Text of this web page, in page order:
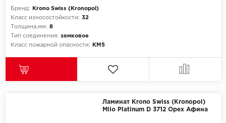
Forbo
Бренд:
Krono Swiss (Kronopol)
Класс износостойкости: 32
Толщина,мм: 8
Тип соединения: замковое
Класс пожарной опасности:
КМ5
Ламинат Krono Swiss (Kronopol)
Milo Platinum D 3712 Орех Афина